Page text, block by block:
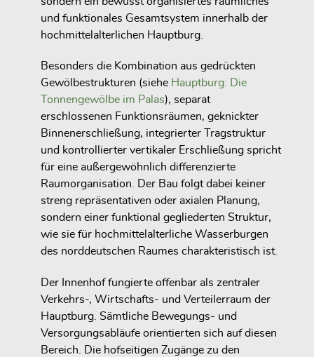
und funktionales Gesamtsystem innerhalb der
hochmittelalterlichen Hauptburg.
Besonders die Kombination aus gedrückten
Gewölbestrukturen (siehe Hauptburg: Die
Tonnengewölbe im Palas), separat
erschlossenen Funktionsräumen, geknickter
Binnenerschließung, integrierter Tragstruktur
und kontrollierter vertikaler Erschließung spricht
für eine außergewöhnlich differenzierte
Raumorganisation. Der Bau folgt dabei keiner
streng repräsentativen oder axialen Planung,
sondern einer funktional gegliederten Struktur,
wie sie für hochmittelalterliche Wasserburgen
des norddeutschen Raumes charakteristisch ist.
Der Innenhof fungierte offenbar als zentraler
Verkehrs-, Wirtschafts- und Verteilerraum der
Hauptburg. Sämtliche Bewegungs- und
Versorgungsabläufe orientierten sich auf diesen
Bereich. Die hofseitigen Zugänge zu den